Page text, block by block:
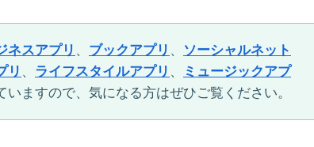
ネスアプリ 、 ブックアプリ 、
ソーシャルネット
リ 、 ライフスタイルアプリ 、
ミュージックアプ
ますので、気になる方はぜひご覧ください。